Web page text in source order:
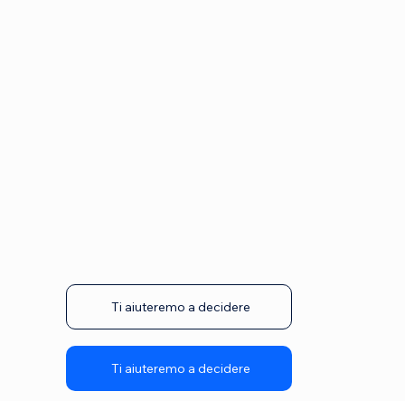
Ti aiuteremo a decidere
Ti aiuteremo a decidere